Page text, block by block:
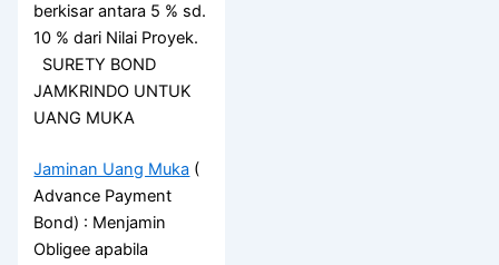
berkisar antara 5 % sd.
10 % dari Nilai Proyek.
SURETY BOND
JAMKRINDO UNTUK
UANG MUKA
Jaminan Uang Muka (
Advance Payment
Bond) : Menjamin
Obligee apabila